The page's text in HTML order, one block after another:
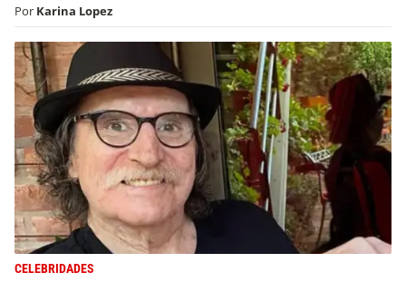
Por Karina Lopez
CELEBRIDADES